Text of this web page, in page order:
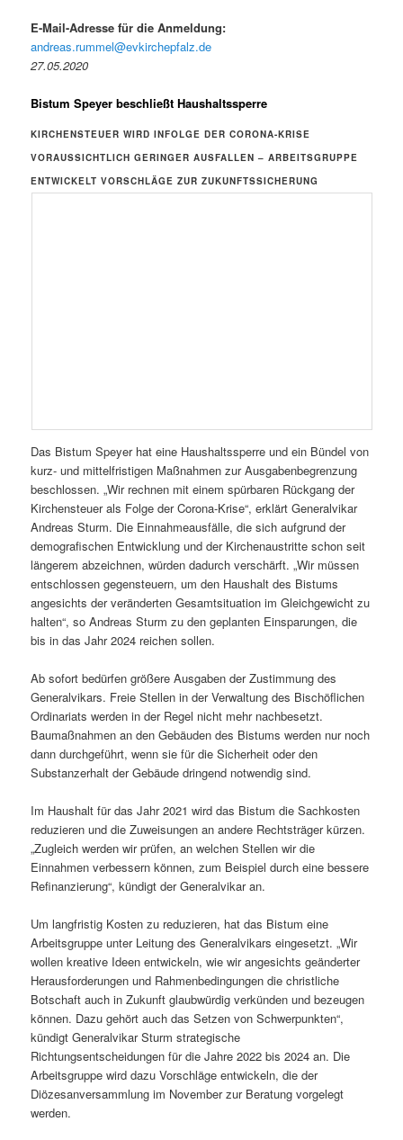
E-Mail-Adresse für die Anmeldung:
andreas.rummel@evkirchepfalz.de
27.05.2020
Bistum Speyer beschließt Haushaltssperre
KIRCHENSTEUER WIRD INFOLGE DER CORONA-KRISE
VORAUSSICHTLICH GERINGER AUSFALLEN – ARBEITSGRUPPE
ENTWICKELT VORSCHLÄGE ZUR ZUKUNFTSSICHERUNG
Das Bistum Speyer hat eine Haushaltssperre und ein Bündel von
kurz- und mittelfristigen Maßnahmen zur Ausgabenbegrenzung
beschlossen. „Wir rechnen mit einem spürbaren Rückgang der
Kirchensteuer als Folge der Corona-Krise“, erklärt Generalvikar
Andreas Sturm. Die Einnahmeausfälle, die sich aufgrund der
demografischen Entwicklung und der Kirchenaustritte schon seit
längerem abzeichnen, würden dadurch verschärft. „Wir müssen
entschlossen gegensteuern, um den Haushalt des Bistums
angesichts der veränderten Gesamtsituation im Gleichgewicht zu
halten“, so Andreas Sturm zu den geplanten Einsparungen, die
bis in das Jahr 2024 reichen sollen.
Ab sofort bedürfen größere Ausgaben der Zustimmung des
Generalvikars. Freie Stellen in der Verwaltung des Bischöflichen
Ordinariats werden in der Regel nicht mehr nachbesetzt.
Baumaßnahmen an den Gebäuden des Bistums werden nur noch
dann durchgeführt, wenn sie für die Sicherheit oder den
Substanzerhalt der Gebäude dringend notwendig sind.
Im Haushalt für das Jahr 2021 wird das Bistum die Sachkosten
reduzieren und die Zuweisungen an andere Rechtsträger kürzen.
„Zugleich werden wir prüfen, an welchen Stellen wir die
Einnahmen verbessern können, zum Beispiel durch eine bessere
Refinanzierung“, kündigt der Generalvikar an.
Um langfristig Kosten zu reduzieren, hat das Bistum eine
Arbeitsgruppe unter Leitung des Generalvikars eingesetzt. „Wir
wollen kreative Ideen entwickeln, wie wir angesichts geänderter
Herausforderungen und Rahmenbedingungen die christliche
Botschaft auch in Zukunft glaubwürdig verkünden und bezeugen
können. Dazu gehört auch das Setzen von Schwerpunkten“,
kündigt Generalvikar Sturm strategische
Richtungsentscheidungen für die Jahre 2022 bis 2024 an. Die
Arbeitsgruppe wird dazu Vorschläge entwickeln, die der
Diözesanversammlung im November zur Beratung vorgelegt
werden.